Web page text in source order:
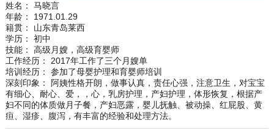
姓名： 马晓言
年龄： 1971.01.29
籍贯： 山东青岛莱西
学历： 初中
技能： 高级月嫂，高级育婴师
工作经历： 2017年工作了三个月嫂单
培训经历： 参加了母婴护理和育婴师培训
深刻印象： 阿姨性格开朗，做事认真，责任心强，注意卫生，对宝宝
有细心、耐心、爱，，心，乳房护理，产妇护理，体形恢复，根据产
妇不同的体质做月子餐，产妇恶露，婴儿抚触、被动操、红屁股、黄
疸、湿疹、腹泻，有丰富的经验和处理方法。